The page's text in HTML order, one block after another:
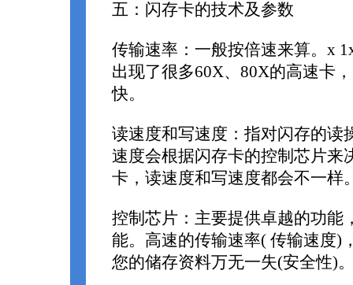
五：闪存卡的技术及参数
传输速率：一般按倍速来算。x
出现了很多60X、80X的高速卡
快。
读速度和写速度：指对闪存的读
速度会根据闪存卡的控制芯片来
卡，读速度和写速度都会不一样
控制芯片：主要提供卓越的功能
能。高速的传输速率( 传输速度)
您的储存资料万无一失(安全性)